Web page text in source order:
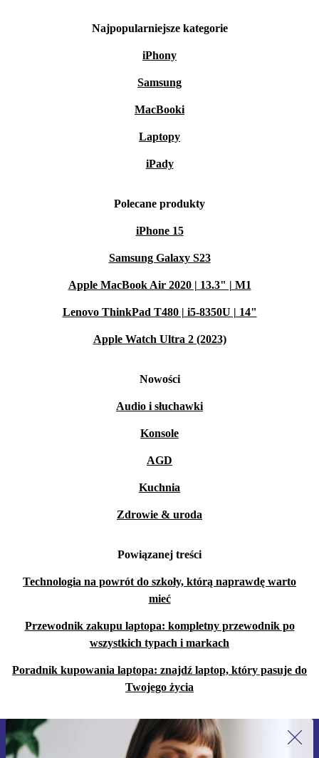
Najpopularniejsze kategorie
iPhony
Samsung
MacBooki
Laptopy
iPady
Polecane produkty
iPhone 15
Samsung Galaxy S23
Apple MacBook Air 2020 | 13.3" | M1
Lenovo ThinkPad T480 | i5-8350U | 14"
Apple Watch Ultra 2 (2023)
Nowości
Audio i słuchawki
Konsole
AGD
Kuchnia
Zdrowie & uroda
Powiązanej treści
Technologia na powrót do szkoły, którą naprawdę warto
mieć
Przewodnik zakupu laptopa: kompletny przewodnik po
wszystkich typach i markach
Poradnik kupowania laptopa: znajdź laptop, który pasuje do
Twojego życia
Zapisz się na nasz newsletter!